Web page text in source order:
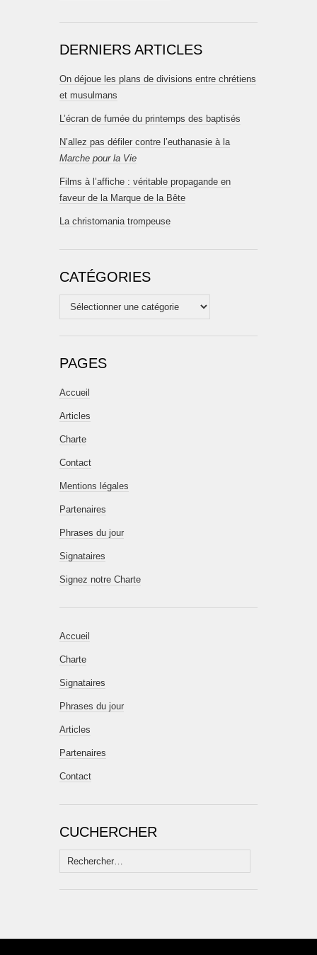
DERNIERS ARTICLES
On déjoue les plans de divisions entre chrétiens
et musulmans
L’écran de fumée du printemps des baptisés
N’allez pas défiler contre l’euthanasie à la
Marche pour la Vie
Films à l’affiche : véritable propagande en
faveur de la Marque de la Bête
La christomania trompeuse
CATÉGORIES
Catégories
PAGES
Accueil
Articles
Charte
Contact
Mentions légales
Partenaires
Phrases du jour
Signataires
Signez notre Charte
Accueil
Charte
Signataires
Phrases du jour
Articles
Partenaires
Contact
CUCHERCHER
Rechercher :